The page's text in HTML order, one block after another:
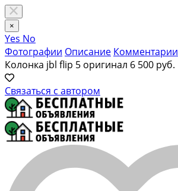
×
Yes No
Фотографии Описание Комментарии
Колонка jbl flip 5 оригинал 6 500 руб.
Связаться с автором